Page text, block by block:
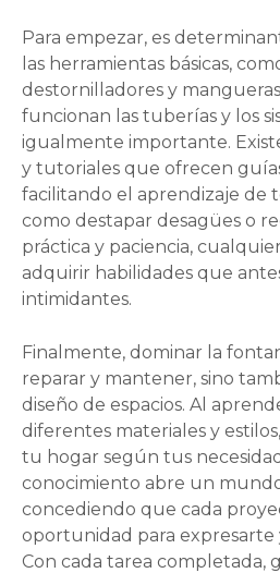
Para empezar, es
las herramientas básicas,
destornilladores y
funcionan las tuberías y los
igualmente importante.
y tutoriales que ofrecen
facilitando el aprendizaje de
como destapar desagües o
práctica y paciencia,
adquirir habilidades que
intimidantes.
Finalmente, dominar la
reparar y mantener, sino
diseño de espacios. Al
diferentes materiales y
tu hogar según tus
conocimiento abre un
concediendo que cada
oportunidad para
Con cada tarea completada,